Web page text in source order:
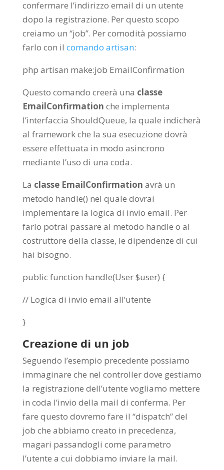
confermare l’indirizzo email di un utente
dopo la registrazione. Per questo scopo
creiamo un “job”. Per comodità possiamo
farlo con il comando artisan:
php artisan make:job EmailConfirmation
Questo comando creerà una classe
EmailConfirmation che implementa
l’interfaccia ShouldQueue, la quale indicherà
al framework che la sua esecuzione dovrà
essere effettuata in modo asincrono
mediante l’uso di una coda.
La classe EmailConfirmation avrà un
metodo handle() nel quale dovrai
implementare la logica di invio email. Per
farlo potrai passare al metodo handle o al
costruttore della classe, le dipendenze di cui
hai bisogno.
public function handle(User $user) {
// Logica di invio email all’utente
}
Creazione di un job
Seguendo l’esempio precedente possiamo
immaginare che nel controller dove gestiamo
la registrazione dell’utente vogliamo mettere
in coda l’invio della mail di conferma. Per
fare questo dovremo fare il “dispatch” del
job che abbiamo creato in precedenza,
magari passandogli come parametro
l’utente a cui dobbiamo inviare la mail.